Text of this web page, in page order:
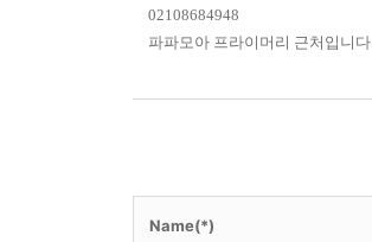
02108684948
파파모아 프라이머리 근처입니다.
Name(*)